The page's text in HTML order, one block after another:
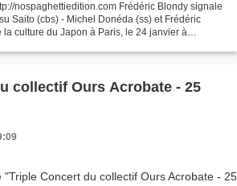
nospaghettiedition.com Frédéric Blondy signale
Saito (cbs) - Michel Donéda (ss) et Frédéric
la culture du Japon à Paris, le 24 janvier à
collectif Ours Acrobate - 25